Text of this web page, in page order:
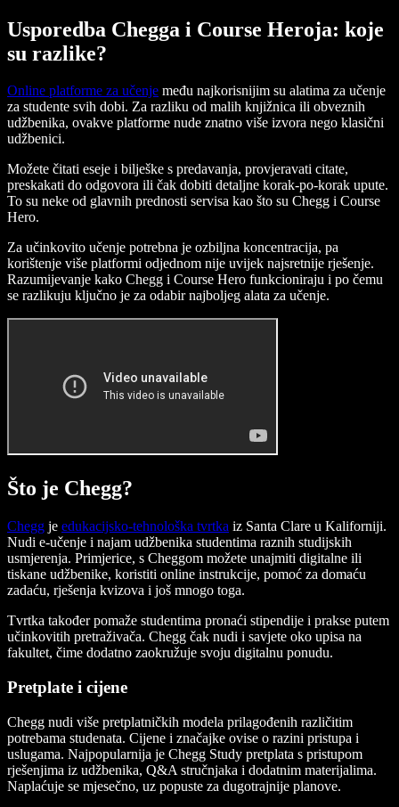
Usporedba Chegga i Course Heroja: koje
su razlike?
Online platforme za učenje među najkorisnijim su alatima za učenje
za studente svih dobi. Za razliku od malih knjižnica ili obveznih
udžbenika, ovakve platforme nude znatno više izvora nego klasični
udžbenici.
Možete čitati eseje i bilješke s predavanja, provjeravati citate,
preskakati do odgovora ili čak dobiti detaljne korak‑po‑korak upute.
To su neke od glavnih prednosti servisa kao što su Chegg i Course
Hero.
Za učinkovito učenje potrebna je ozbiljna koncentracija, pa
korištenje više platformi odjednom nije uvijek najsretnije rješenje.
Razumijevanje kako Chegg i Course Hero funkcioniraju i po čemu
se razlikuju ključno je za odabir najboljeg alata za učenje.
Što je Chegg?
Chegg je edukacijsko-tehnološka tvrtka iz Santa Clare u Kaliforniji.
Nudi e-učenje i najam udžbenika studentima raznih studijskih
usmjerenja. Primjerice, s Cheggom možete unajmiti digitalne ili
tiskane udžbenike, koristiti online instrukcije, pomoć za domaću
zadaću, rješenja kvizova i još mnogo toga.
Tvrtka također pomaže studentima pronaći stipendije i prakse putem
učinkovitih pretraživača. Chegg čak nudi i savjete oko upisa na
fakultet, čime dodatno zaokružuje svoju digitalnu ponudu.
Pretplate i cijene
Chegg nudi više pretplatničkih modela prilagođenih različitim
potrebama studenata. Cijene i značajke ovise o razini pristupa i
uslugama. Najpopularnija je Chegg Study pretplata s pristupom
rješenjima iz udžbenika, Q&A stručnjaka i dodatnim materijalima.
Naplaćuje se mjesečno, uz popuste za dugotrajnije planove.